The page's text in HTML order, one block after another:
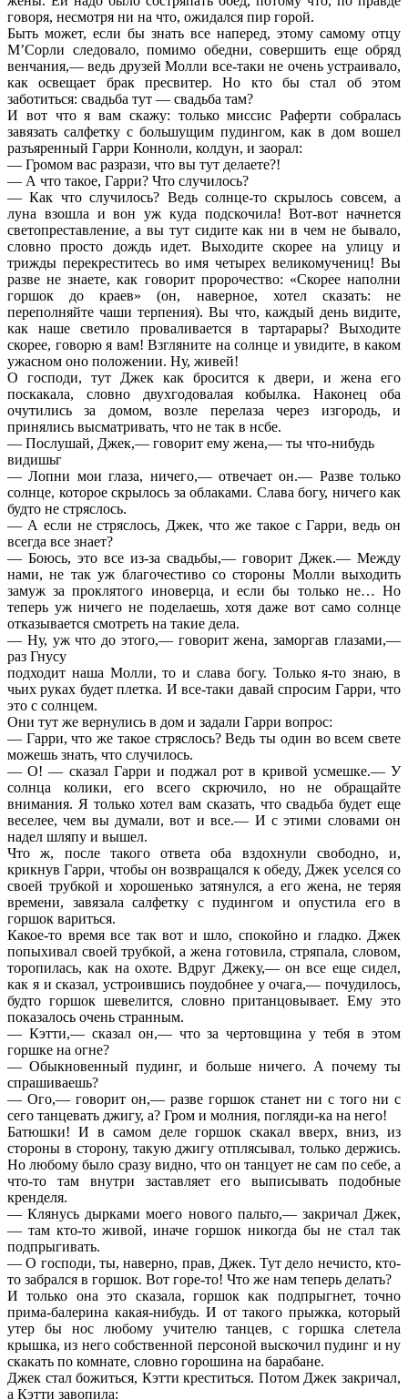
говоря, несмотря ни на что, ожидался пир горой.
Быть может, если бы знать все наперед, этому самому отцу
М’Сорли следовало, помимо обедни, совершить еще обряд
венчания,— ведь друзей Молли все-таки не очень устраивало,
как освещает брак пресвитер. Но кто бы стал об этом
заботиться: свадьба тут — свадьба там?
И вот что я вам скажу: только миссис Раферти собралась
завязать салфетку с большущим пудингом, как в дом вошел
разъяренный Гарри Конноли, колдун, и заорал:
— Громом вас разрази, что вы тут делаете?!
— А что такое, Гарри? Что случилось?
— Как что случилось? Ведь солнце-то скрылось совсем, а
луна взошла и вон уж куда подскочила! Вот-вот начнется
светопреставление, а вы тут сидите как ни в чем не бывало,
словно просто дождь идет. Выходите скорее на улицу и
трижды перекреститесь во имя четырех великомучениц! Вы
разве не знаете, как говорит пророчество: «Скорее наполни
горшок до краев» (он, наверное, хотел сказать: не
переполняйте чаши терпения). Вы что, каждый день видите,
как наше светило проваливается в тартарары? Выходите
скорее, говорю я вам! Взгляните на солнце и увидите, в каком
ужасном оно положении. Ну, живей!
О господи, тут Джек как бросится к двери, и жена его
поскакала, словно двухгодовалая кобылка. Наконец оба
очутились за домом, возле перелаза через изгородь, и
принялись высматривать, что не так в нсбе.
— Послушай, Джек,— говорит ему жена,— ты что-нибудь
видишьг
— Лопни мои глаза, ничего,— отвечает он.— Разве только
солнце, которое скрылось за облаками. Слава богу, ничего как
будто не стряслось.
— А если не стряслось, Джек, что же такое с Гарри, ведь он
всегда все знает?
— Боюсь, это все из-за свадьбы,— говорит Джек.— Между
нами, не так уж благочестиво со стороны Молли выходить
замуж за проклятого иноверца, и если бы только не… Но
теперь уж ничего не поделаешь, хотя даже вот само солнце
отказывается смотреть на такие дела.
— Ну, уж что до этого,— говорит жена, заморгав глазами,—
раз Гнусу
подходит наша Молли, то и слава богу. Только я-то знаю, в
чьих руках будет плетка. И все-таки давай спросим Гарри, что
это с солнцем.
Они тут же вернулись в дом и задали Гарри вопрос:
— Гарри, что же такое стряслось? Ведь ты один во всем свете
можешь знать, что случилось.
— О! — сказал Гарри и поджал рот в кривой усмешке.— У
солнца колики, его всего скрючило, но не обращайте
внимания. Я только хотел вам сказать, что свадьба будет еще
веселее, чем вы думали, вот и все.— И с этими словами он
надел шляпу и вышел.
Что ж, после такого ответа оба вздохнули свободно, и,
крикнув Гарри, чтобы он возвращался к обеду, Джек уселся со
своей трубкой и хорошенько затянулся, а его жена, не теряя
времени, завязала салфетку с пудингом и опустила его в
горшок вариться.
Какое-то время все так вот и шло, спокойно и гладко. Джек
попыхивал своей трубкой, а жена готовила, стряпала, словом,
торопилась, как на охоте. Вдруг Джеку,— он все еще сидел,
как я и сказал, устроившись поудобнее у очага,— почудилось,
будто горшок шевелится, словно пританцовывает. Ему это
показалось очень странным.
— Кэтти,— сказал он,— что за чертовщина у тебя в этом
горшке на огне?
— Обыкновенный пудинг, и больше ничего. А почему ты
спрашиваешь?
— Ого,— говорит он,— разве горшок станет ни с того ни с
сего танцевать джигу, а? Гром и молния, погляди-ка на него!
Батюшки! И в самом деле горшок скакал вверх, вниз, из
стороны в сторону, такую джигу отплясывал, только держись.
Но любому было сразу видно, что он танцует не сам по себе, а
что-то там внутри заставляет его выписывать подобные
кренделя.
— Клянусь дырками моего нового пальто,— закричал Джек,
— там кто-то живой, иначе горшок никогда бы не стал так
подпрыгивать.
— О господи, ты, наверно, прав, Джек. Тут дело нечисто, кто-
то забрался в горшок. Вот горе-то! Что же нам теперь делать?
И только она это сказала, горшок как подпрыгнет, точно
прима-балерина какая-нибудь. И от такого прыжка, который
утер бы нос любому учителю танцев, с горшка слетела
крышка, из него собственной персоной выскочил пудинг и ну
скакать по комнате, словно горошина на барабане.
Джек стал божиться, Кэтти креститься. Потом Джек закричал,
а Кэтти завопила: